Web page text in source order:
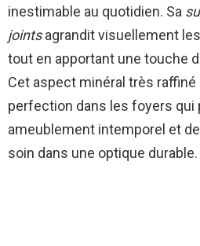
inestimable au quotidien. Sa
jointsagrandit visuellement
tout en apportant une touche
Cet aspect minéral très raffiné
perfection dans les foyers qui
ameublement intemporel et
soin dans une optique durable.